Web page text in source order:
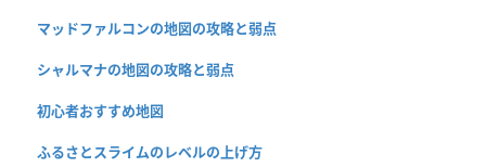
マッドファルコンの地図の攻略と弱点
シャルマナの地図の攻略と弱点
初心者おすすめ地図
ふるさとスライムのレベルの上げ方